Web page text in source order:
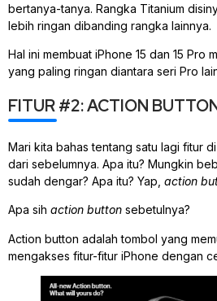
bertanya-tanya. Rangka Titanium
lebih ringan dibanding rangka lainnya.
Hal ini membuat iPhone 15 dan 15 Pro
yang paling ringan diantara seri Pro
FITUR #2: ACTION
Mari kita bahas tentang satu lagi fitur
dari sebelumnya. Apa itu? Mungkin
sudah dengar? Apa itu? Yap, action
Apa sih action button sebetulnya?
Action button adalah tombol yang
mengakses fitur-fitur iPhone dengan